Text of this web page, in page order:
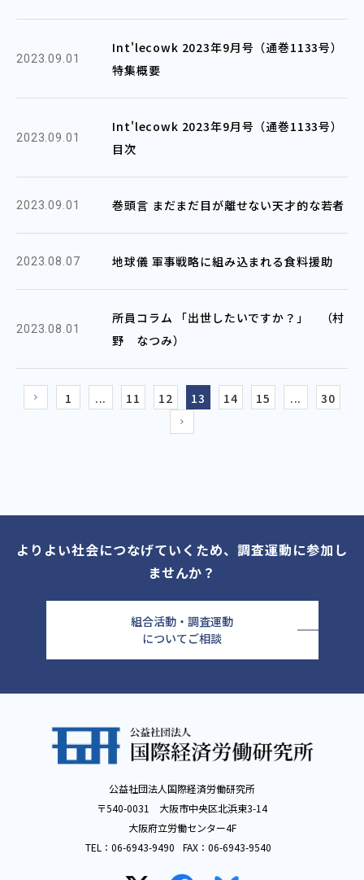
2023.09.01
Int'lecowk 2023年9月号（通巻1133号）
特集概要
2023.09.01
Int'lecowk 2023年9月号（通巻1133号）
目次
2023.09.01 巻頭言 まだまだ目が離せない天才的な若者
2023.08.07 地球儀 軍事戦略に組み込まれる食料援助
2023.08.01
所員コラム 「出世したいですか？」 （村
野 なつみ）
1 ... 11 12 13 14 15 ... 30
よりよい社会につなげていくため、調査運動に参加し
ませんか？
組合活動・調査運動
についてご相談
公益社団法人国際経済労働研究所
〒540-0031 大阪市中央区北浜東3-14
大阪府立労働センター4F
TEL： 06-6943-9490 FAX： 06-6943-9540